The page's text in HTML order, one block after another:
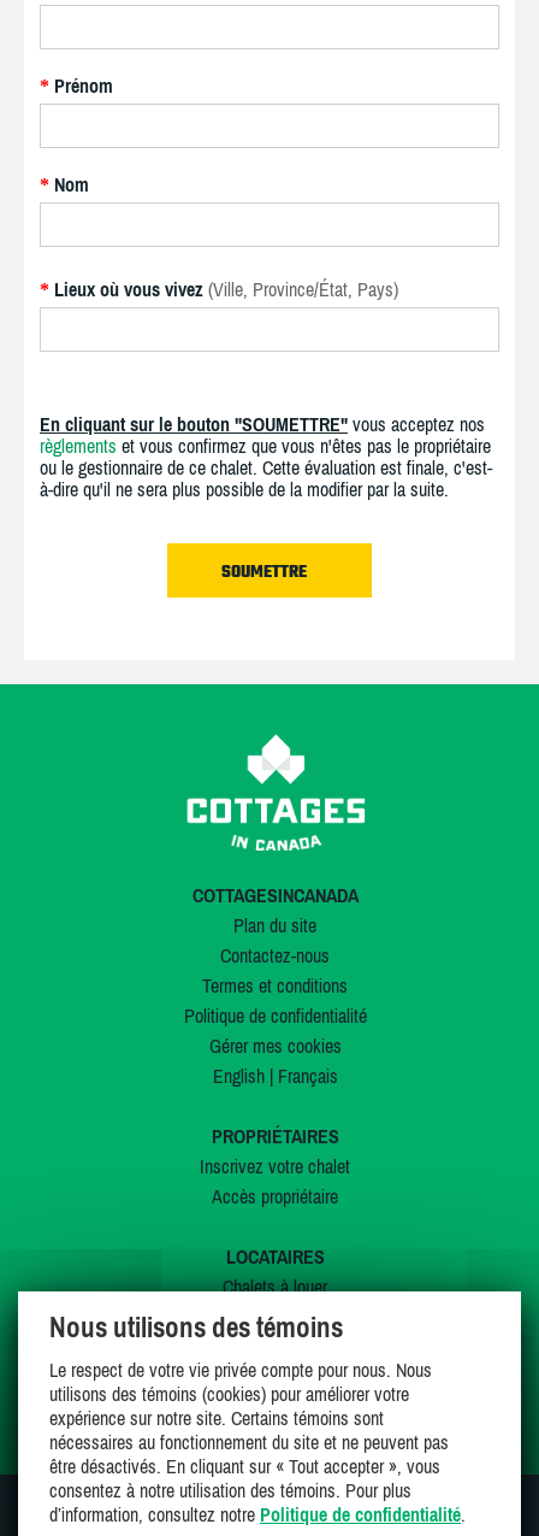
* Prénom
* Nom
* Lieux où vous vivez (Ville, Province/État, Pays)
En cliquant sur le bouton "SOUMETTRE" vous acceptez nos
règlements et vous confirmez que vous n'êtes pas le propriétaire
ou le gestionnaire de ce chalet. Cette évaluation est finale, c'est-
à-dire qu'il ne sera plus possible de la modifier par la suite.
COTTAGESINCANADA
Plan du site
Contactez-nous
Termes et conditions
Politique de confidentialité
Gérer mes cookies
English| Français
PROPRIÉTAIRES
Inscrivez votre chalet
Accès propriétaire
LOCATAIRES
Chalets à louer
Chalets à vendre
Offres spéciales
Mes favoris
SUIVEZ-NOUS SUR
Nous utilisons des témoins
Le respect de votre vie privée compte pour nous. Nous
utilisons des témoins (cookies) pour améliorer votre
expérience sur notre site. Certains témoins sont
nécessaires au fonctionnement du site et ne peuvent pas
être désactivés. En cliquant sur « Tout accepter », vous
consentez à notre utilisation des témoins. Pour plus
d’information, consultez notre Politique de confidentialité.